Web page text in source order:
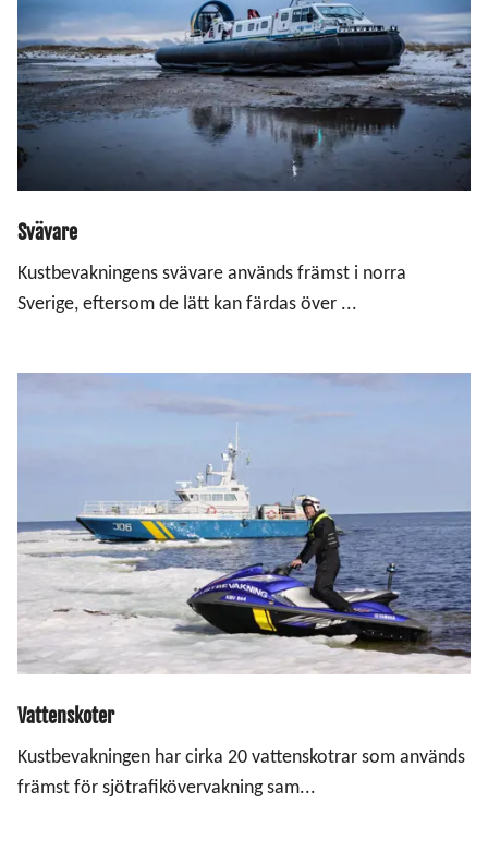
Svävare
Kustbevakningens svävare används främst i norra
Sverige, eftersom de lätt kan färdas över ...
Vattenskoter
Kustbevakningen har cirka 20 vattenskotrar som används
främst för sjötrafikövervakning sam...